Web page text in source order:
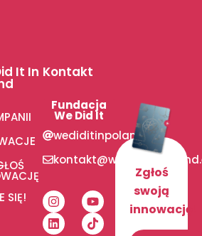
It In
SIĘ!
Kontakt
Fundacja
We Did It
wediditinpoland
Zgłoś
swoją
innowację!